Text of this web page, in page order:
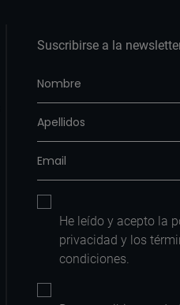
Suscribirse a la
He leído y acepto la
privacidad y los
condiciones.